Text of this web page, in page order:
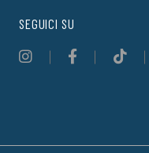
SEGUICI SU